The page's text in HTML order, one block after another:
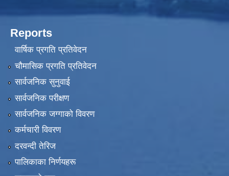
Reports
वार्षिक प्रगति प्रतिवेदन
चौमासिक प्रगति प्रतिवेदन
सार्वजनिक सुनुवाई
सार्वजनिक परीक्षण
सार्वजनिक जग्गाको विवरण
कर्मचारी विवरण
दरवन्दी तेरिज
पालिकाका निर्णयहरू